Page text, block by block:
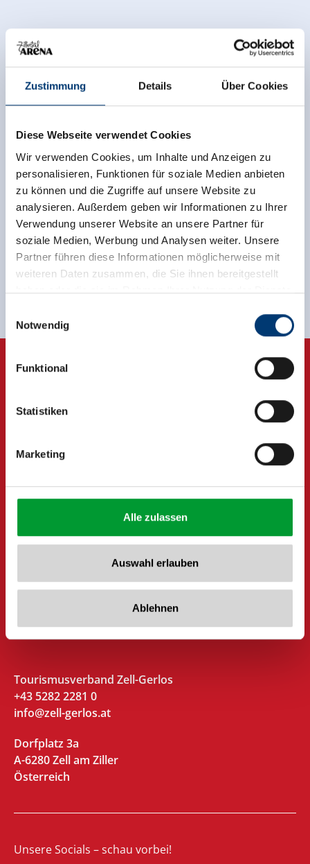
Zustimmung Details Über Cookies
Diese Webseite verwendet Cookies
Wir verwenden Cookies, um Inhalte und Anzeigen zu
personalisieren, Funktionen für soziale Medien anbieten
zu können und die Zugriffe auf unsere Website zu
analysieren. Außerdem geben wir Informationen zu Ihrer
Verwendung unserer Website an unsere Partner für
soziale Medien, Werbung und Analysen weiter. Unsere
Partner führen diese Informationen möglicherweise mit
weiteren Daten zusammen, die Sie ihnen bereitgestellt
haben oder die sie im Rahmen Ihrer Nutzung der Dienste
Rohr 23// A-6280 Zell am Ziller
www.zillertalarena.com
Notwendig
Funktional
Statistiken
Marketing
Alle zulassen
Auswahl erlauben
Ablehnen
Zurück zur Übersicht
Jetzt für den newsletter
anmelden!
Anmelden
Tourismusverband Zell-Gerlos
+43 5282 2281 0
info@zell-gerlos.at
Dorfplatz 3a
A-6280 Zell am Ziller
Österreich
Unsere Socials – schau vorbei!